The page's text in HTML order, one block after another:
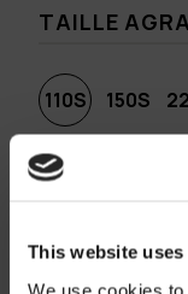
This website
We use cookies
TAILLE
110S 150S